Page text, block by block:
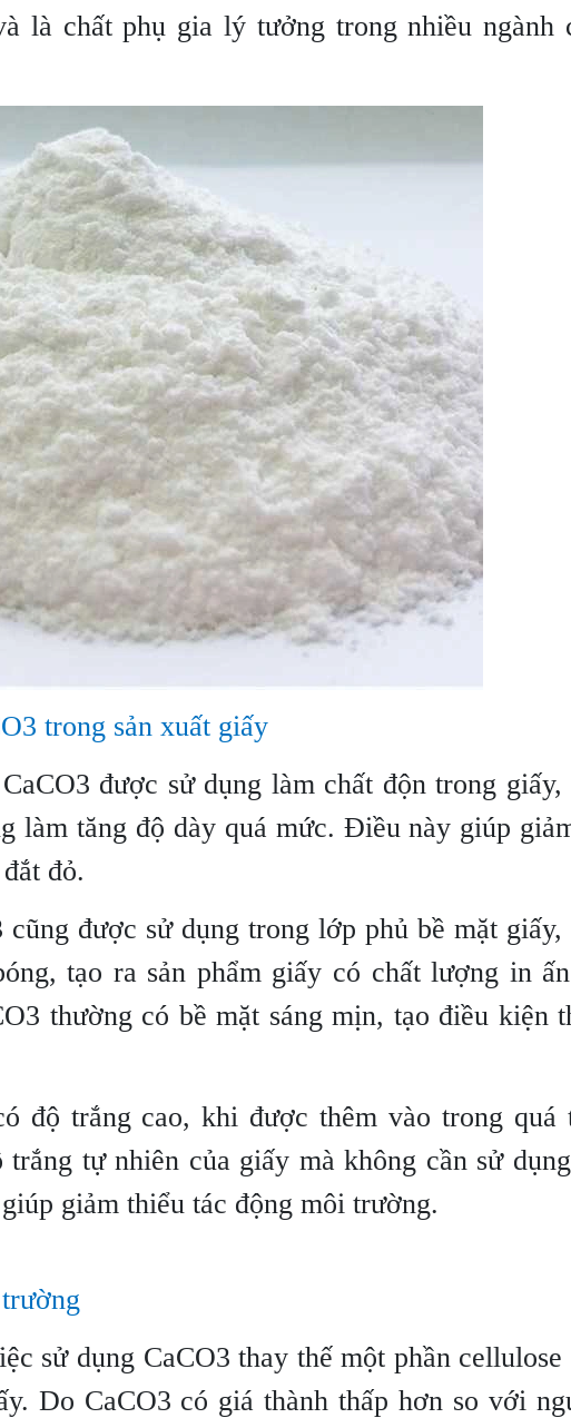
là chất phụ gia lý tưởng trong nhiều ngành
trong sản xuất giấy
được sử dụng làm chất độn trong giấy,
làm tăng độ dày quá mức. Điều này giúp
đỏ.
cũng được sử dụng trong lớp phủ bề mặt giấy,
tạo ra sản phẩm giấy có chất lượng in
thường có bề mặt sáng mịn, tạo điều kiện
độ trắng cao, khi được thêm vào trong quá
trắng tự nhiên của giấy mà không cần sử
giảm thiểu tác động môi trường.
sử dụng CaCO3 thay thế một phần cellulose
Do CaCO3 có giá thành thấp hơn so với